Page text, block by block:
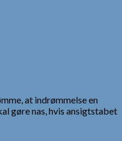
at indrømmelse en
gøre nas, hvis ansigtstabet